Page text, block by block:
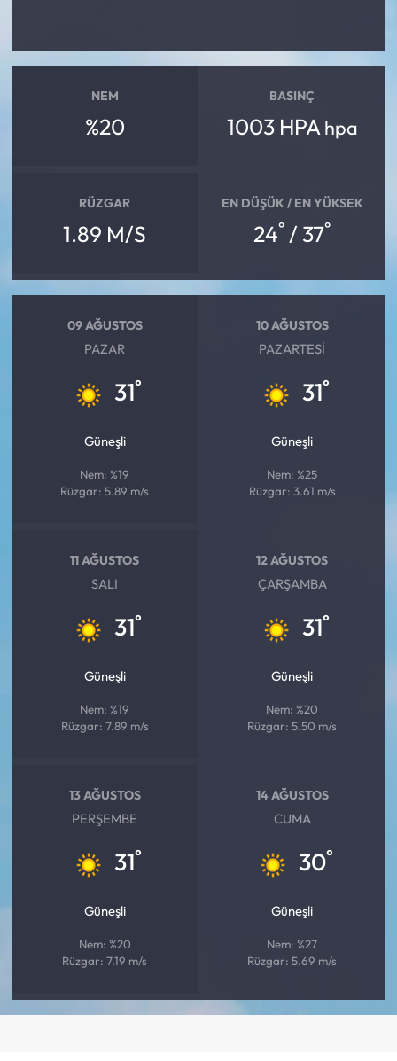
NEM
%20
BASINÇ
1003 HPA hpa
RÜZGAR
1.89 M/S
EN DÜŞÜK / EN YÜKSEK
24° / 37°
09 AĞUSTOS
PAZAR
31°
Güneşli
Nem: %19
Rüzgar: 5.89 m/s
10 AĞUSTOS
PAZARTESI
31°
Güneşli
Nem: %25
Rüzgar: 3.61 m/s
11 AĞUSTOS
SALI
31°
Güneşli
Nem: %19
Rüzgar: 7.89 m/s
12 AĞUSTOS
ÇARŞAMBA
31°
Güneşli
Nem: %20
Rüzgar: 5.50 m/s
13 AĞUSTOS
PERŞEMBE
31°
Güneşli
Nem: %20
Rüzgar: 7.19 m/s
14 AĞUSTOS
CUMA
30°
Güneşli
Nem: %27
Rüzgar: 5.69 m/s